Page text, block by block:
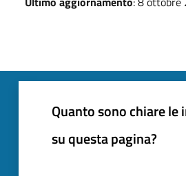
Quanto sono chiare
su questa pagina?